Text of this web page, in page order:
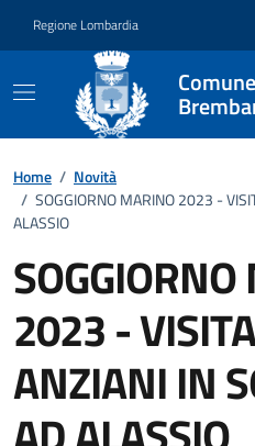
Regione Lombardia
Home / Novità
/ SOGGIORNO MARINO 2023 -
ALASSIO
2023 -
ANZIANI IN